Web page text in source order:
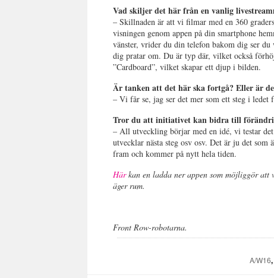
Vad skiljer det här från en vanlig
– Skillnaden är att vi filmar med en 360
visningen genom appen på din smartphone
vänster, vrider du din telefon bakom dig ser
dig pratar om. Du är typ där, vilket också
”Cardboard”, vilket skapar ett djup i bilden.
Är tanken att det här ska fortgå? Eller är
– Vi får se, jag ser det mer som ett steg i
Tror du att initiativet kan bidra till
– All utveckling börjar med en idé, vi testar det
utvecklar nästa steg osv osv. Det är ju det
fram och kommer på nytt hela tiden.
Härkan en ladda ner appen som möjliggör att
äger rum.
Front Row-robotarna.
A/W16,